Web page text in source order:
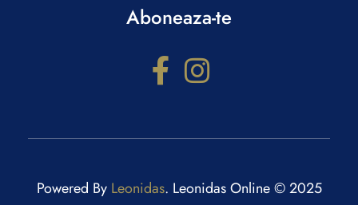
Aboneaza-te
Powered By Leonidas. Leonidas Online © 2025
Răspunde la câteva întrebări și primești recomandări